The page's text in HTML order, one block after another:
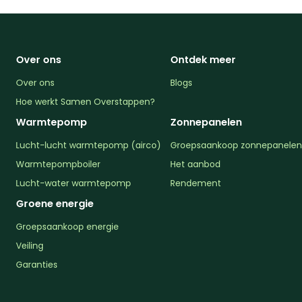
Over ons
Over ons
Hoe werkt Samen Overstappen?
Ontdek meer
Blogs
Warmtepomp
Lucht-lucht warmtepomp (airco)
Warmtepompboiler
Lucht-water warmtepomp
Zonnepanelen
Groepsaankoop zonnepanelen
Het aanbod
Rendement
Groene energie
Groepsaankoop energie
Veiling
Garanties